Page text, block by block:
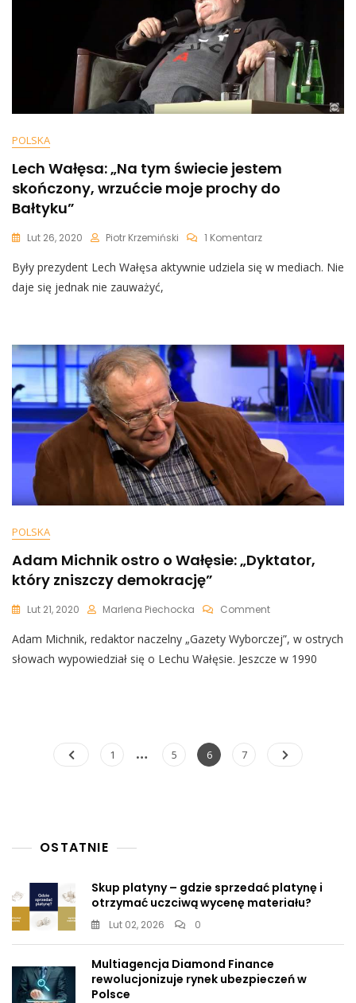
POLSKA
Lech Wałęsa: „Na tym świecie jestem
skończony, wrzućcie moje prochy do
Bałtyku”
Lut 26, 2020 Piotr Krzemiński 1 KomentarzDo
Wałęsa:
Skończony,
Wrzućcie
Moje
Prochy
Do
Bałtyku”
Były prezydent Lech Wałęsa aktywnie udziela się w mediach. Nie
daje się jednak nie zauważyć,
POLSKA
Adam Michnik ostro o Wałęsie: „Dyktator,
który zniszczy demokrację”
Lut 21, 2020 Marlena Piechocka CommentOn
Michnik
Ostro
Demokrację”
Adam Michnik, redaktor naczelny „Gazety Wyborczej”, w ostrych
słowach wypowiedział się o Lechu Wałęsie. Jeszcze w 1990
Nawigacja
Page
1 … Page
5 Page
6 Page
7
OSTATNIE
Skup platyny – gdzie sprzedać platynę i
otrzymać uczciwą wycenę materiału?
Lut 02, 2026 0
Multiagencja Diamond Finance
rewolucjonizuje rynek ubezpieczeń w
Polsce